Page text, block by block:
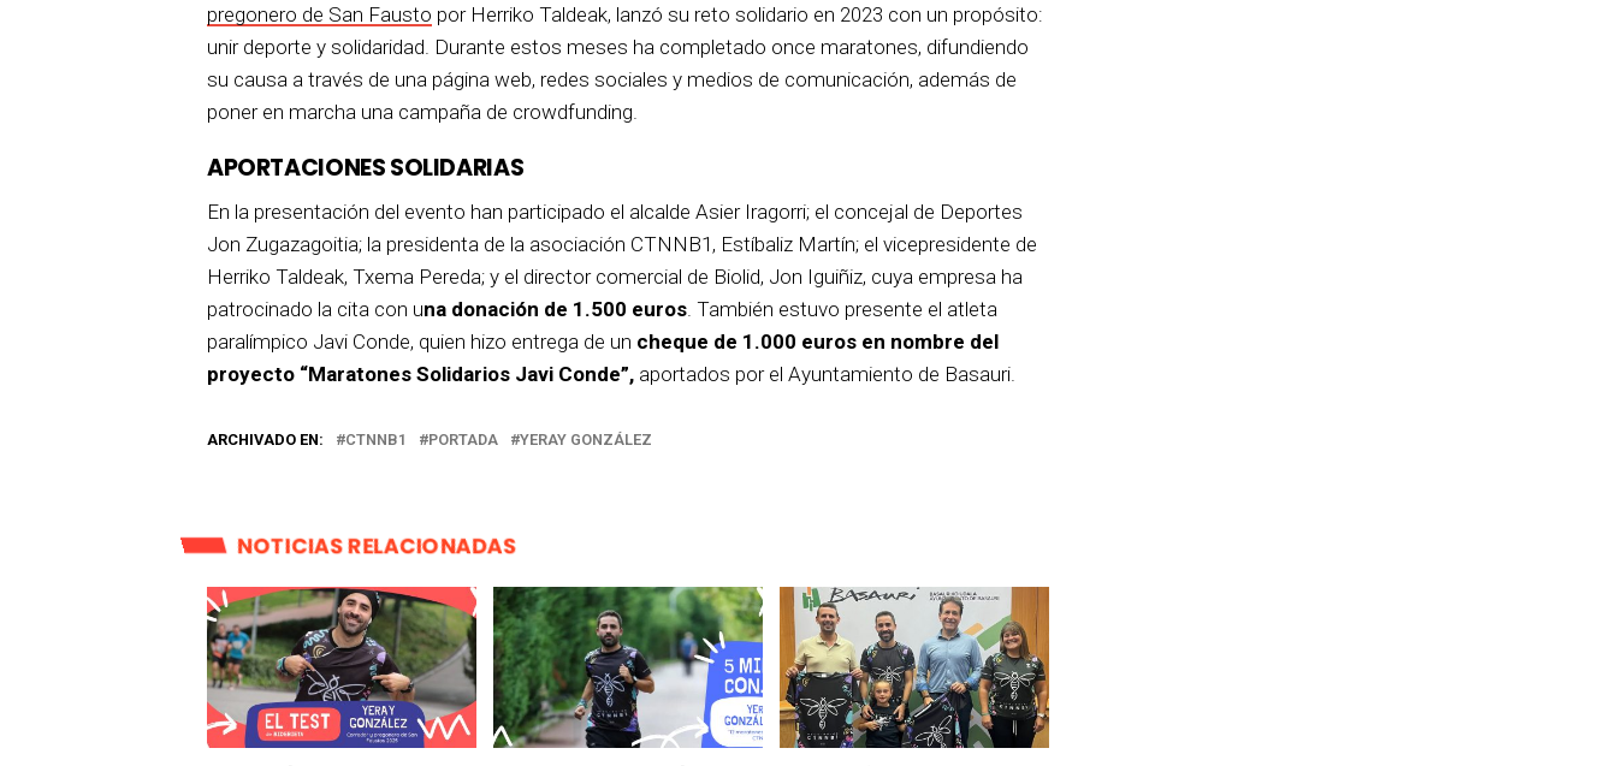
pregonero de San Fausto por Herriko Taldeak, lanzó su reto solidario en 2023 con un propósito:
unir deporte y solidaridad. Durante estos meses ha completado once maratones, difundiendo
su causa a través de una página web, redes sociales y medios de comunicación, además de
poner en marcha una campaña de crowdfunding.
APORTACIONES SOLIDARIAS
En la presentación del evento han participado el alcalde Asier Iragorri; el concejal de Deportes
Jon Zugazagoitia; la presidenta de la asociación CTNNB1, Estíbaliz Martín; el vicepresidente de
Herriko Taldeak, Txema Pereda; y el director comercial de Biolid, Jon Iguiñiz, cuya empresa ha
patrocinado la cita con una donación de 1.500 euros . También estuvo presente el atleta
paralímpico Javi Conde, quien hizo entrega de un cheque de 1.000 euros en nombre del
proyecto “Maratones Solidarios Javi Conde”, aportados por el Ayuntamiento de Basauri.
ARCHIVADO EN: CTNNB1 PORTADA YERAY GONZÁLEZ
NOTICIAS RELACIONADAS